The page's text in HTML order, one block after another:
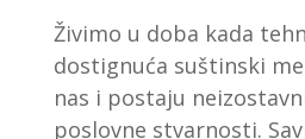
Živimo u doba kada
dostignuća suštinski
nas i postaju
poslovne stvarnosti.